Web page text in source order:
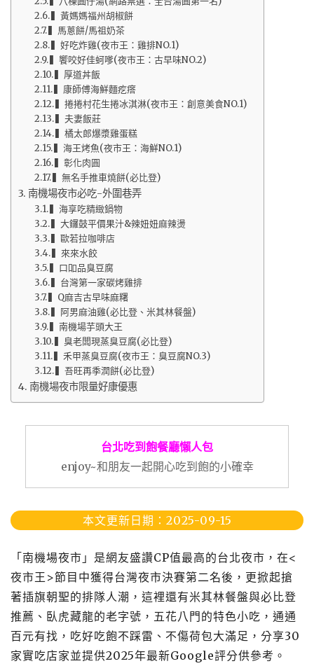
▍黃媽媽福州胡椒餅
▍馬蔥餅/馬祖奶茶
▍好吃炸雞(夜市王：雞排NO.1)
▍饗咬好佳蚵嗲(夜市王：古早味NO.2)
▍厚道丼飯
▍康師傅海鮮麵疙瘩
▍捲捲村花生捲冰淇淋(夜市王：創意美食NO.1)
▍夫妻飯莊
▍橘太郎爆漿雞蛋糕
▍海王烤魚(夜市王：海鮮NO.1)
▍彰化肉圓
▍無名手推車燒餅(必比登)
南機場夜市必吃-外圍巷弄
▍海享吃精緻鍋物
▍大鑼鼓平價果汁&辣妞妞麻辣燙
▍歐若拉咖啡店
▍來來水餃
▍口吅品臭豆腐
▍台灣第一家碳烤雞排
▍Q麻吉古早味麻糬
▍阿男麻油雞(必比登、米其林餐盤)
▍南機場芋頭大王
▍臭老闆現蒸臭豆腐(必比登)
▍禾甲蒸臭豆腐(夜市王：臭豆腐NO.3)
▍吾旺再季潤餅(必比登)
南機場夜市限量好康優惠
台北吃到飽餐廳懶人包
enjoy~和朋友一起開心吃到飽的小確幸
本文更新日期：2025-09-15
「南機場夜市」是網友盛讚CP值最高的台北夜市，在<
夜市王>節目中獲得台灣夜市決賽第二名後，更掀起搶
著插旗朝聖的排隊人潮，這裡還有米其林餐盤與必比登
推薦、臥虎藏龍的老字號，五花八門的特色小吃，通通
百元有找，吃好吃飽不踩雷、不傷荷包大滿足，分享30
家實吃店家並提供2025年最新Google評分供參考。